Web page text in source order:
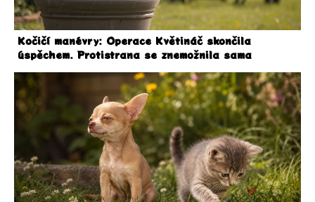
Kočičí manévry: Operace Květináč skončila
úspěchem. Protistrana se znemožnila sama